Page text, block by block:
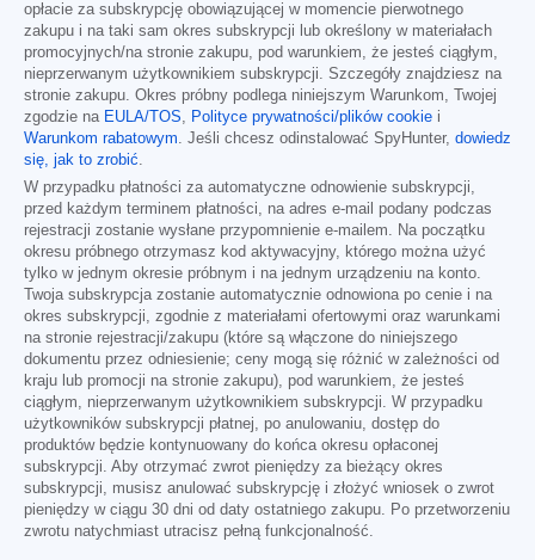
opłacie za subskrypcję obowiązującej w momencie pierwotnego
zakupu i na taki sam okres subskrypcji lub określony w materiałach
promocyjnych/na stronie zakupu, pod warunkiem, że jesteś ciągłym,
nieprzerwanym użytkownikiem subskrypcji. Szczegóły znajdziesz na
stronie zakupu. Okres próbny podlega niniejszym Warunkom, Twojej
zgodzie na EULA/TOS, Polityce prywatności/plików cookie i
Warunkom rabatowym. Jeśli chcesz odinstalować SpyHunter, dowiedz
się, jak to zrobić.
W przypadku płatności za automatyczne odnowienie subskrypcji,
przed każdym terminem płatności, na adres e-mail podany podczas
rejestracji zostanie wysłane przypomnienie e-mailem. Na początku
okresu próbnego otrzymasz kod aktywacyjny, którego można użyć
tylko w jednym okresie próbnym i na jednym urządzeniu na konto.
Twoja subskrypcja zostanie automatycznie odnowiona po cenie i na
okres subskrypcji, zgodnie z materiałami ofertowymi oraz warunkami
na stronie rejestracji/zakupu (które są włączone do niniejszego
dokumentu przez odniesienie; ceny mogą się różnić w zależności od
kraju lub promocji na stronie zakupu), pod warunkiem, że jesteś
ciągłym, nieprzerwanym użytkownikiem subskrypcji. W przypadku
użytkowników subskrypcji płatnej, po anulowaniu, dostęp do
produktów będzie kontynuowany do końca okresu opłaconej
subskrypcji. Aby otrzymać zwrot pieniędzy za bieżący okres
subskrypcji, musisz anulować subskrypcję i złożyć wniosek o zwrot
pieniędzy w ciągu 30 dni od daty ostatniego zakupu. Po przetworzeniu
zwrotu natychmiast utracisz pełną funkcjonalność.